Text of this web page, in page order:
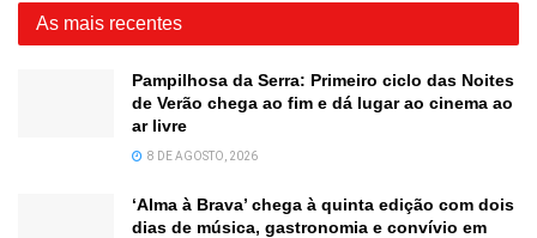
As mais recentes
Pampilhosa da Serra: Primeiro ciclo das Noites
de Verão chega ao fim e dá lugar ao cinema ao
ar livre
8 DE AGOSTO, 2026
‘Alma à Brava’ chega à quinta edição com dois
dias de música, gastronomia e convívio em